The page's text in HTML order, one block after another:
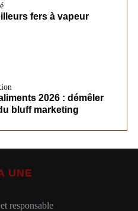
fers à vapeur
2026 : démêler
bluff marketing
UNE
responsable